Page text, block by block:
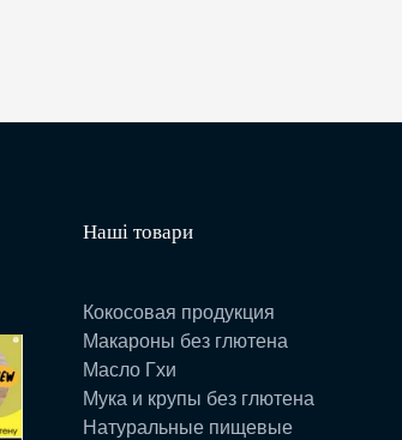
Наші товари
Кокосовая продукция
Макароны без глютена
Масло Гхи
Мука и крупы без глютена
Натуральные пищевые